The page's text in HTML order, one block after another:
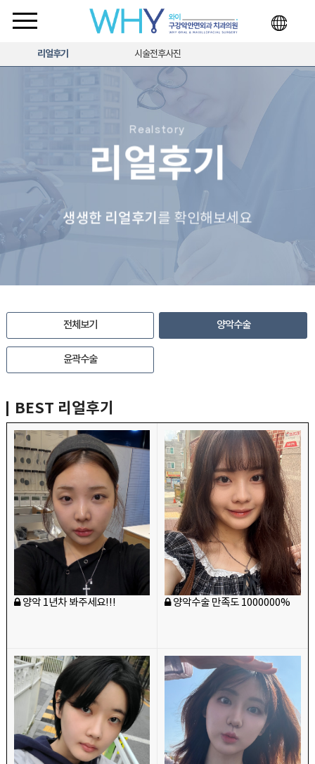
리얼후기 시술전후사진
Realstory
리얼후기
생생한 리얼후기 를 확인해보세요
전체보기 양악수술
윤곽수술
BEST 리얼후기
양악 1년차 봐주세요!!! 양악수술 만족도 1000000%